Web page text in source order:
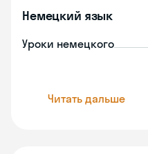
Немецкий язык
Уроки немецкого
Читать дальше